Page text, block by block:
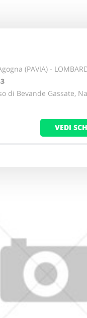
(PAVIA) -
di Bevande Gassate,
VEDI